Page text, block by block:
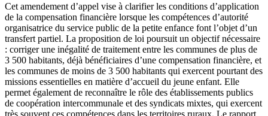
Cet amendement d’appel vise à clarifier les conditions d’application
de la compensation financière lorsque les compétences d’autorité
organisatrice du service public de la petite enfance font l’objet d’un
transfert partiel. La proposition de loi poursuit un objectif nécessaire
: corriger une inégalité de traitement entre les communes de plus de
3 500 habitants, déjà bénéficiaires d’une compensation financière, et
les communes de moins de 3 500 habitants qui exercent pourtant des
missions essentielles en matière d’accueil du jeune enfant. Elle
permet également de reconnaître le rôle des établissements publics
de coopération intercommunale et des syndicats mixtes, qui exercent
très souvent ces compétences dans les territoires ruraux. Le rapport